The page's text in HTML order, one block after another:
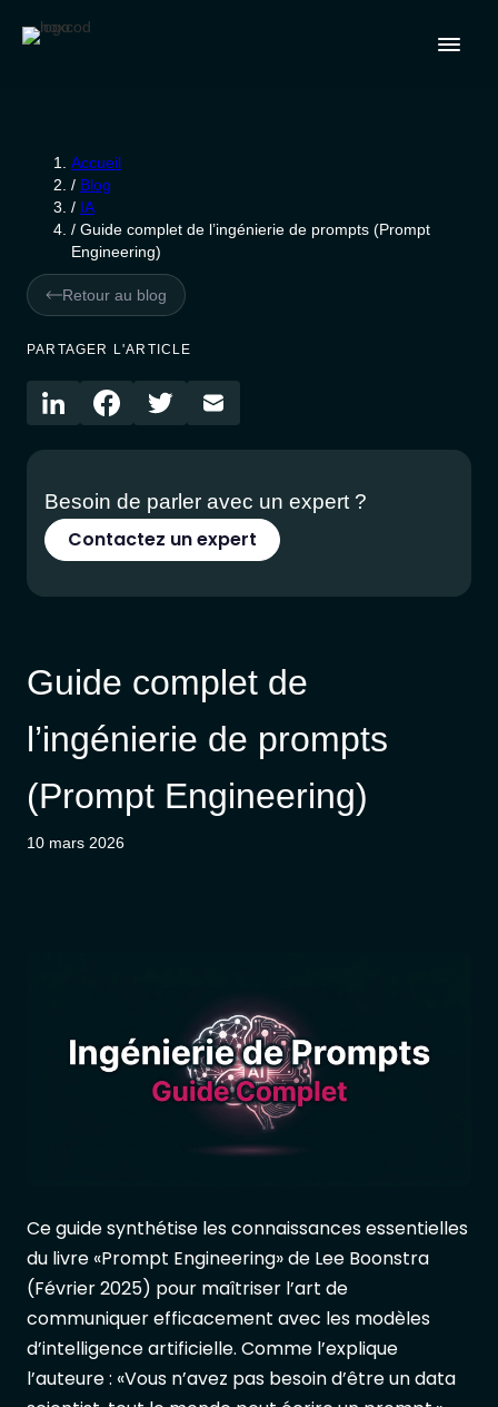
Accueil
/ Blog
/ IA
/ Guide complet de l’ingénierie de prompts (Prompt
Engineering)
Retour au blog
PARTAGER L'ARTICLE
Besoin de parler avec un expert ?
Contactez un expert
Guide complet de
l’ingénierie de prompts
(Prompt Engineering)
10 mars 2026
Ce guide synthétise les connaissances essentielles
du livre «Prompt Engineering» de Lee Boonstra
(Février 2025) pour maîtriser l’art de
communiquer efficacement avec les modèles
d’intelligence artificielle. Comme l’explique
l’auteure : «Vous n’avez pas besoin d’être un data